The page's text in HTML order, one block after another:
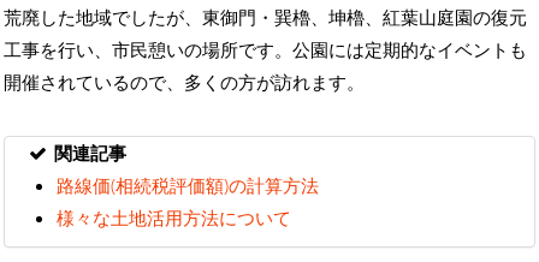
荒廃した地域でしたが、東御門・巽櫓、坤櫓、紅葉山庭園の復元
工事を行い、市民憩いの場所です。公園には定期的なイベントも
開催されているので、多くの方が訪れます。
関連記事
路線価(相続税評価額)の計算方法
様々な土地活用方法について